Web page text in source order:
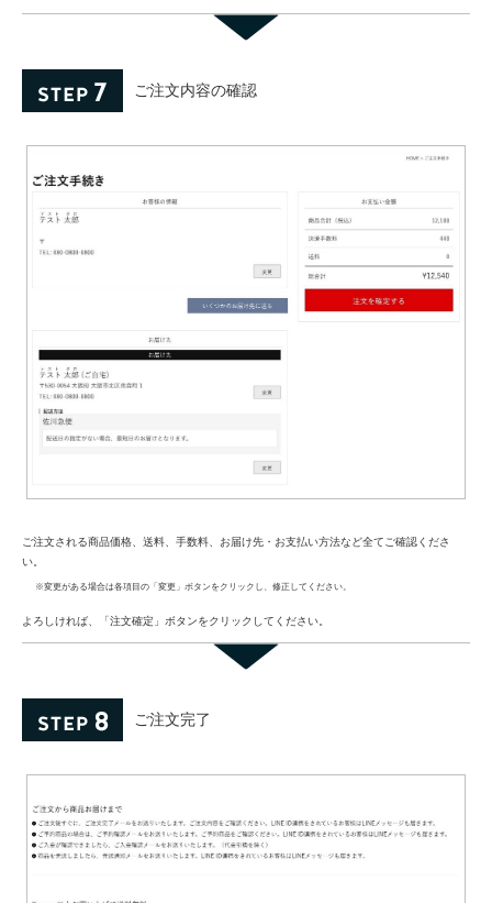
ご注文内容の確認
ご注文される商品価格、送料、手数料、お届け先・お支払い方法など全てご確認くださ
い。
※変更がある場合は各項目の「変更」ボタンをクリックし、修正してください。
よろしければ、「注文確定」ボタンをクリックしてください。
ご注文完了